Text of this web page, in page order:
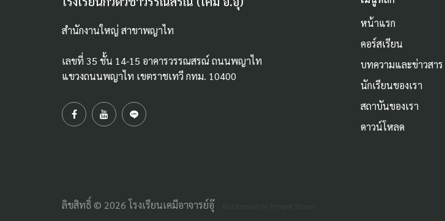
สำนักงานใหญ่ สาขาพญาไท
เลขที่ 35 ชั้น 14-15 อาคารวรรณสรณ์ ถนนพญาไท
แขวงถนนพญาไท เขตราชเทวี กทม. 10400
หน้าแรก
คอร์สเรียน
บทความและข่าวสาร
นักเรียนของเรา
สถาบันของเรา
ดาวน์โหลด
ลิขสิทธิ์ © 2026 โรงเรียนเคมีอาจารย์อุ๊